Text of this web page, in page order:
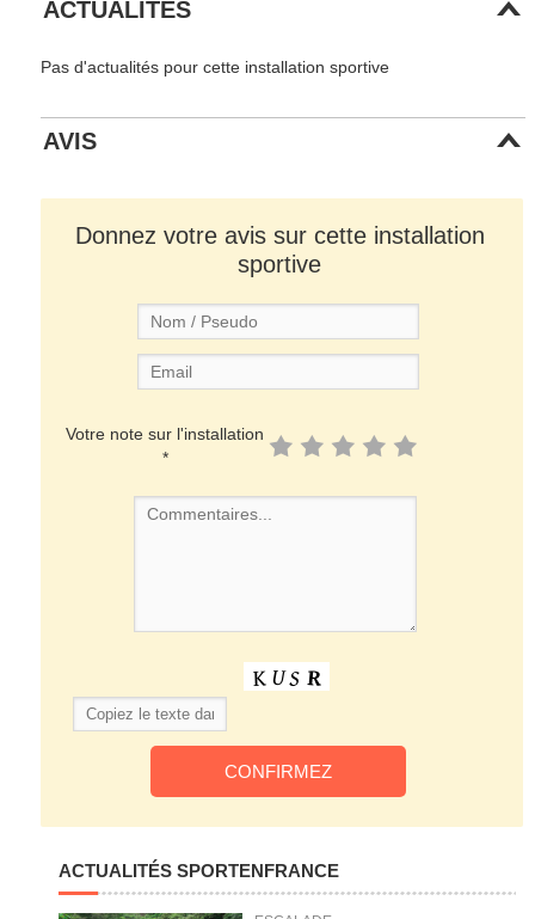
ACTUALITÉS
Pas d'actualités pour cette installation sportive
AVIS
Donnez votre avis sur cette installation
sportive
Votre note sur l'installation
*
ACTUALITÉS SPORTENFRANCE